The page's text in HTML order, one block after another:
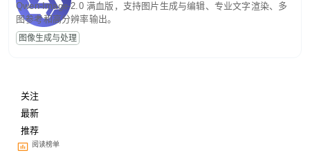
Qwen-Image-2.0 满血版，支持图片生成与编辑、专业文字渲染、多
图参考和高分辨率输出。
图像生成与处理
关注
最新
推荐
阅读榜单